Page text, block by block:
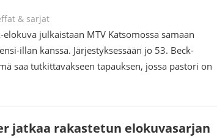
Kaunisto
& sarjat
julkaistaan MTV Katsomossa samaan
illan kanssa. Järjestyksessään jo 53. Beck-
saa tutkittavakseen tapauksen, jossa pastori on
jatkaa rakastetun elokuvasarjan